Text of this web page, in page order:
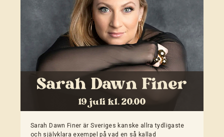
Sarah Dawn Finer
19 juli kl. 20.00
Sarah Dawn Finer är Sveriges kanske allra tydligaste
och självklara exempel på vad en så kallad